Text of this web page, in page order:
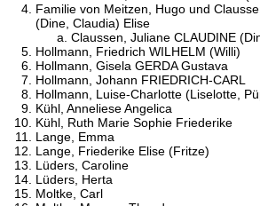
Familie von Meitzen, Hugo und
(Dine, Claudia) Elise
Claussen, Juliane CLAUDINE
Hollmann, Friedrich WILHELM (Willi)
Hollmann, Gisela GERDA Gustava
Hollmann, Johann FRIEDRICH-CARL
Hollmann, Luise-Charlotte (Liselotte,
Kühl, Anneliese Angelica
Kühl, Ruth Marie Sophie Friederike
Lange, Emma
Lange, Friederike Elise (Fritze)
Lüders, Caroline
Lüders, Herta
Moltke, Carl